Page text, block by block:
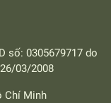
số: 0305679717 do
03/2008
Chí Minh